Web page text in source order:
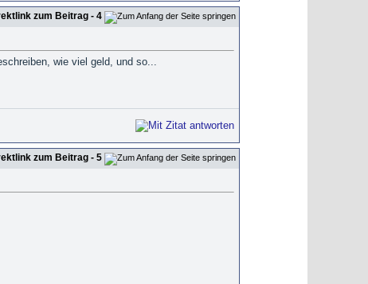
- 4
wie viel geld, und so...
- 5